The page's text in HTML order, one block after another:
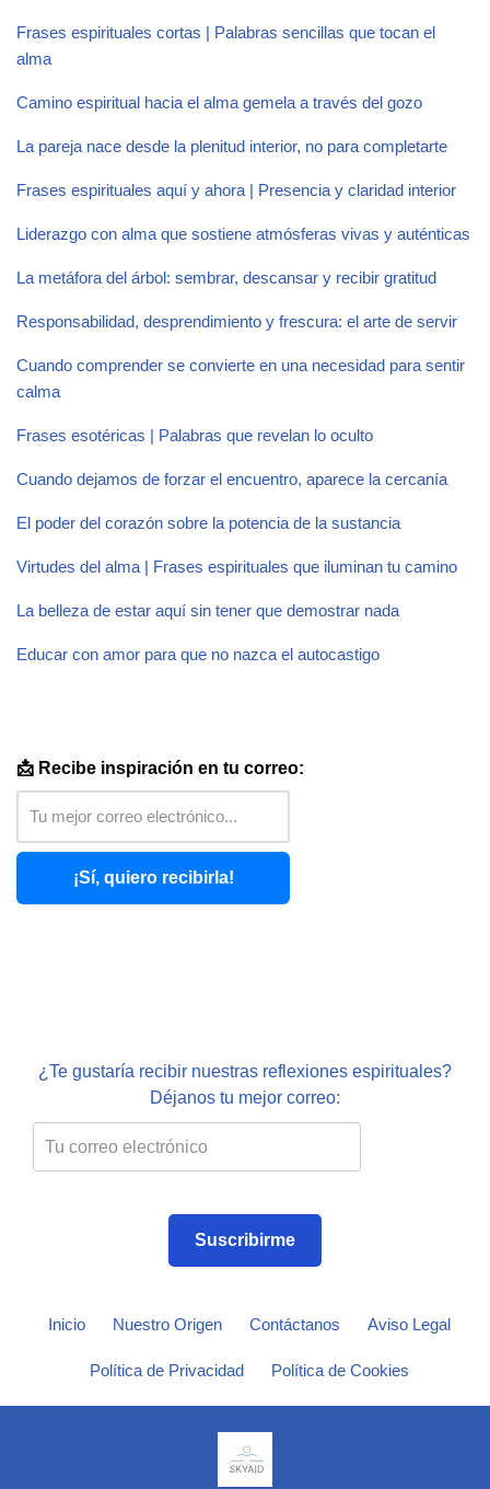
Frases espirituales cortas | Palabras sencillas que tocan el
alma
Camino espiritual hacia el alma gemela a través del gozo
La pareja nace desde la plenitud interior, no para completarte
Frases espirituales aquí y ahora | Presencia y claridad interior
Liderazgo con alma que sostiene atmósferas vivas y auténticas
La metáfora del árbol: sembrar, descansar y recibir gratitud
Responsabilidad, desprendimiento y frescura: el arte de servir
Cuando comprender se convierte en una necesidad para sentir
calma
Frases esotéricas | Palabras que revelan lo oculto
Cuando dejamos de forzar el encuentro, aparece la cercanía
El poder del corazón sobre la potencia de la sustancia
Virtudes del alma | Frases espirituales que iluminan tu camino
La belleza de estar aquí sin tener que demostrar nada
Educar con amor para que no nazca el autocastigo
📩 Recibe inspiración en tu correo:
¡Sí, quiero recibirla!
¿Te gustaría recibir nuestras reflexiones espirituales?
Déjanos tu mejor correo:
Suscribirme
Inicio Nuestro Origen Contáctanos Aviso Legal
Política de Privacidad Política de Cookies